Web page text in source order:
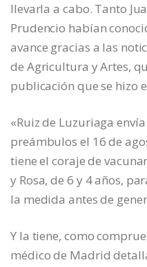
llevarla a cabo. Tanto
Prudencio habían
avance gracias a las
de Agricultura y Artes,
publicación que se hizo
«Ruiz de Luzuriaga
preámbulos el 16 de
tiene el coraje de
y Rosa, de 6 y 4 años,
la medida antes de
Y la tiene, como
médico de Madrid